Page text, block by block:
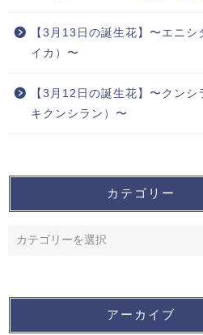
【3月13日の誕生花】〜エニシ
イカ）〜
【3月12日の誕生花】〜クンシ
キクンシラン）〜
カテゴリー
アーカイブ